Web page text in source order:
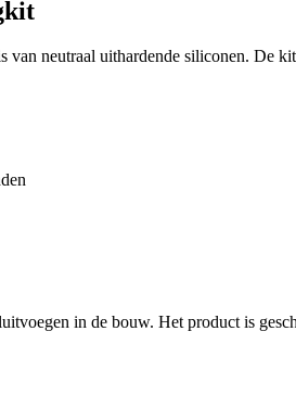
neutraal uithardende siliconen. De
in de bouw. Het product is